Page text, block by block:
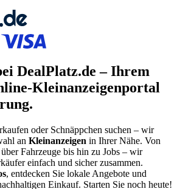
DealPlatz.de – Ihrem
Kleinanzeigenportal
.
oder Schnäppchen suchen – wir
an Kleinanzeigen in Ihrer Nähe. Von
Fahrzeuge bis hin zu Jobs – wir
einfach und sicher zusammen.
, entdecken Sie lokale Angebote und
Einkauf. Starten Sie noch heute!